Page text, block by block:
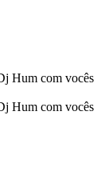
Hum com vocês
Hum com vocês